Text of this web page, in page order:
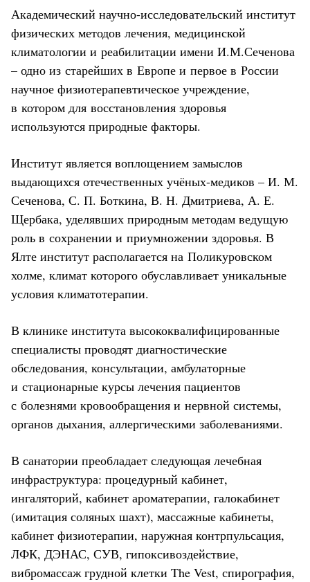
Академический научно-исследовательский институт
физических методов лечения, медицинской
климатологии и реабилитации имени И.М.Сеченова
– одно из старейших в Европе и первое в России
научное физиотерапевтическое учреждение,
в котором для восстановления здоровья
используются природные факторы.
Институт является воплощением замыслов
выдающихся отечественных учёных-медиков – И. М.
Сеченова, С. П. Боткина, В. Н. Дмитриева, А. Е.
Щербака, уделявших природным методам ведущую
роль в сохранении и приумножении здоровья. В
Ялте институт располагается на Поликуровском
холме, климат которого обуславливает уникальные
условия климатотерапии.
В клинике института высококвалифицированные
специалисты проводят диагностические
обследования, консультации, амбулаторные
и стационарные курсы лечения пациентов
с болезнями кровообращения и нервной системы,
органов дыхания, аллергическими заболеваниями.
В санатории преобладает следующая лечебная
инфраструктура: процедурный кабинет,
ингаляторий, кабинет ароматерапии, галокабинет
(имитация соляных шахт), массажные кабинеты,
кабинет физиотерапии, наружная контрпульсация,
ЛФК, ДЭНАС, СУВ, гипоксивоздействие,
вибромассаж грудной клетки The Vest, спирография,